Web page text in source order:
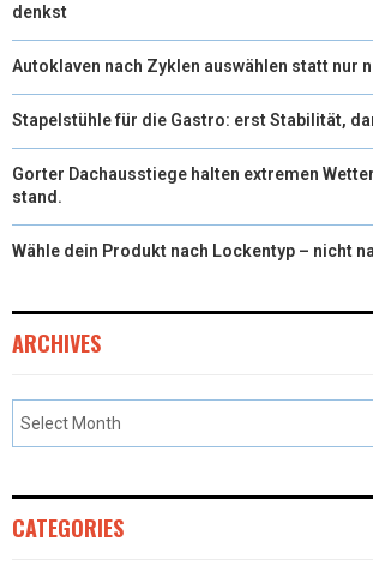
denkst
Autoklaven nach Zyklen auswählen statt nur
Stapelstühle für die Gastro: erst Stabilität,
Gorter Dachausstiege halten extremen
stand.
Wähle dein Produkt nach Lockentyp – nicht
ARCHIVES
CATEGORIES